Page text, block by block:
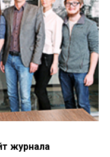
журнала